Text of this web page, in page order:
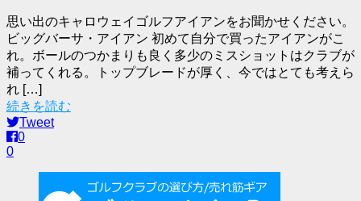
思い出のキャロウェイゴルフアイアンをお聞かせください。
ビッグバーサ・アイアン 初めて自分で買ったアイアンがこ
れ。ボールのつかまりも良く多少のミスショットはクラブが
補ってくれる。トップブレードが厚く、今ではとても考えら
れ […]
続きを読む
Tweet
0
0